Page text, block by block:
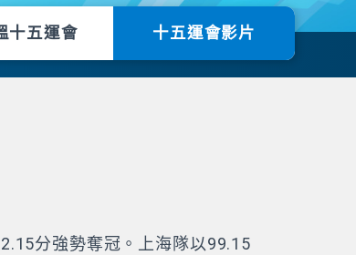
十五運會 十五運會影片
分強勢奪冠。上海隊以99.15